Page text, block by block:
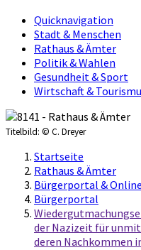
Quicknavigation
Stadt & Menschen
Rathaus & Ämter
Politik & Wahlen
Gesundheit & Sport
Wirtschaft &
Titelbild: © C. Dreyer
Startseite
Rathaus & Ämter
Bürgerportal &
Bürgerportal
der Nazizeit für
deren Nachkommen